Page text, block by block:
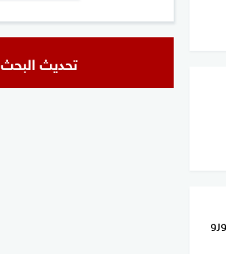
تحديث البحث